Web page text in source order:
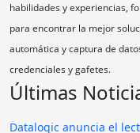
habilidades y experiencias,
para encontrar la mejor
automática y captura de
credenciales y gafetes.
Últimas
Datalogic anuncia el